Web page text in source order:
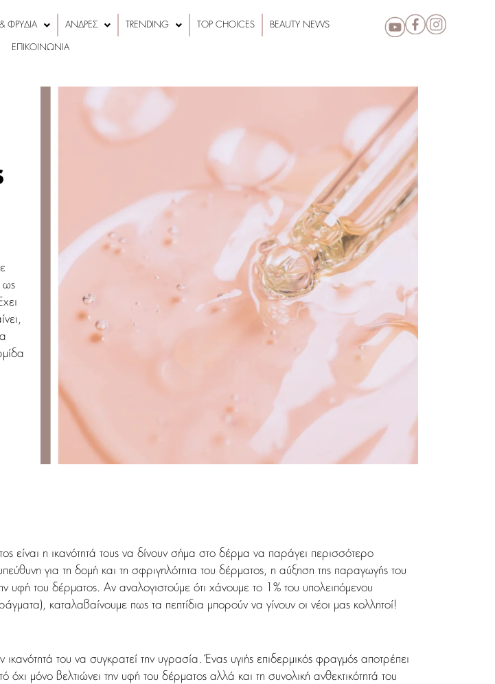
ΦΡΥΔΙΑ ΑΝΔΡΕΣ TRENDING TOP CHOICES BEAUTY NEWS
ΕΠΙΚΟΙΝΩΝΙΑ
ως
είναι η ικανότητά τους να δίνουν σήμα στο δέρμα να παράγει περισσότερο
για τη δομή και τη σφριγηλότητα του δέρματος, η αύξηση της παραγωγής του
υφή του δέρματος. Αν αναλογιστούμε ότι χάνουμε το 1% του υπολειπόμενου
καταλαβαίνουμε πως τα πεπτίδια μπορούν να γίνουν οι νέοι μας κολλητοί!
του να συγκρατεί την υγρασία. Ένας υγιής επιδερμικός φραγμός αποτρέπει
μόνο βελτιώνει την υφή του δέρματος αλλά και τη συνολική ανθεκτικότητά του